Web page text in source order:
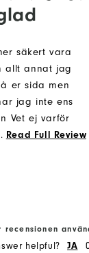
säkert vara
allt annat jag
er sida men
jag inte ens
Vet ej varför
i Danmark
Read Full Review
recensionen
helpful? JA